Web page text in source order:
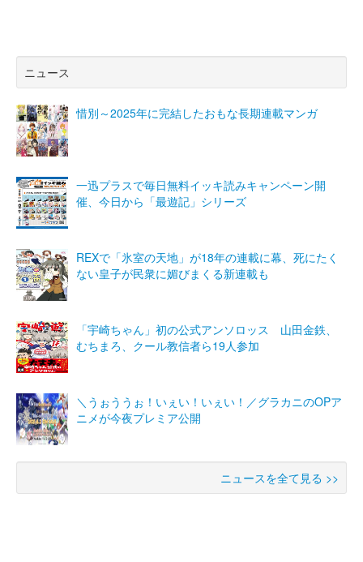
ニュース
惜別～2025年に完結したおもな長期連載マンガ
一迅プラスで毎日無料イッキ読みキャンペーン開
催、今日から「最遊記」シリーズ
REXで「氷室の天地」が18年の連載に幕、死にたく
ない皇子が民衆に媚びまくる新連載も
「宇崎ちゃん」初の公式アンソロッス 山田金鉄、
むちまろ、クール教信者ら19人参加
＼うぉううぉ！いぇい！いぇい！／グラカニのOPア
ニメが今夜プレミア公開
ニュースを全て見る >>